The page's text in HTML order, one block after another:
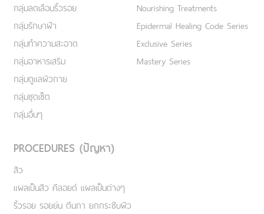
กลุ่มลดเลือนริ้วรอย
กลุ่มรักษาฝ้า
กลุ่มทำความสะอาด
กลุ่มอาหารเสริม
กลุ่มดูแลผิวกาย
กลุ่มชุดเซ็ต
กลุ่มอื่นๆ
Nourishing Treatments
Epidermal Healing Code Series
Exclusive Series
Mastery Series
PROCEDURES (ปัญหา)
สิว
แผลเป็นสิว คีลอยด์ แผลเป็นต่างๆ
ริ้วรอย รอยย่น ตีนกา ยกกระชับผิว